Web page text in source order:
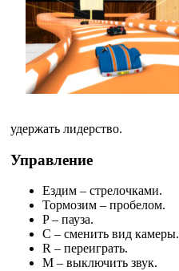
удержать лидерство.
Управление
Ездим – стрелочками.
Тормозим – пробелом.
P – пауза.
C – сменить вид камеры.
R – переиграть.
M – выключить звук.